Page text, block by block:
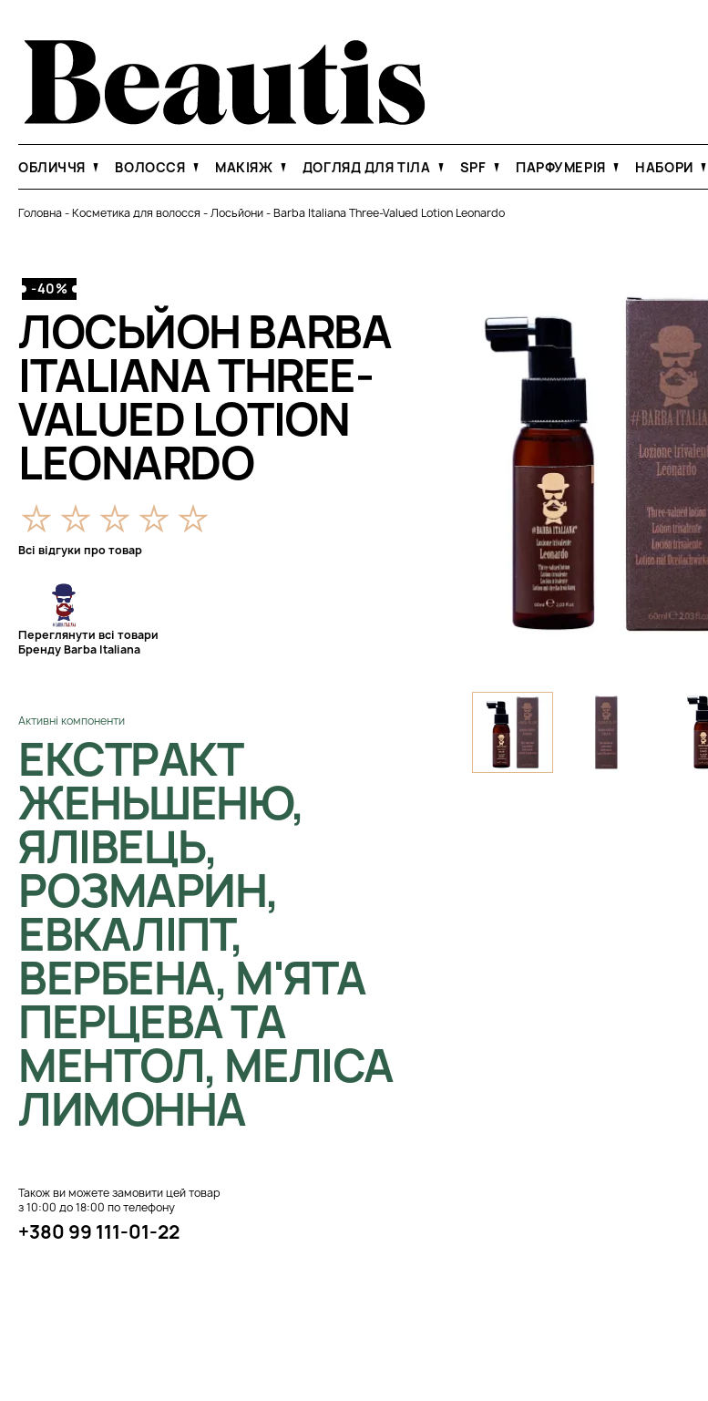
ОБЛИЧЧЯ ВОЛОССЯ МАКІЯЖ ДОГЛЯД ДЛЯ ТІЛА SPF ПАРФУМЕРІЯ НАБОРИ
Головна-Косметика для волосся -Лосьйони-Barba Italiana Three-Valued Lotion Leonardo
-40%
ЛОСЬЙОН BARBA
ITALIANA THREE-
VALUED LOTION
LEONARDO
Всі відгуки про товар
Переглянути всі товари
Бренду Barba Italiana
Активні компоненти
ЕКСТРАКТ
ЖЕНЬШЕНЮ,
ЯЛІВЕЦЬ,
РОЗМАРИН,
ЕВКАЛІПТ,
ВЕРБЕНА, М'ЯТА
ПЕРЦЕВА ТА
МЕНТОЛ, МЕЛІСА
ЛИМОННА
Також ви можете замовити цей товар
з 10:00 до 18:00 по телефону
+380 99 111-01-22